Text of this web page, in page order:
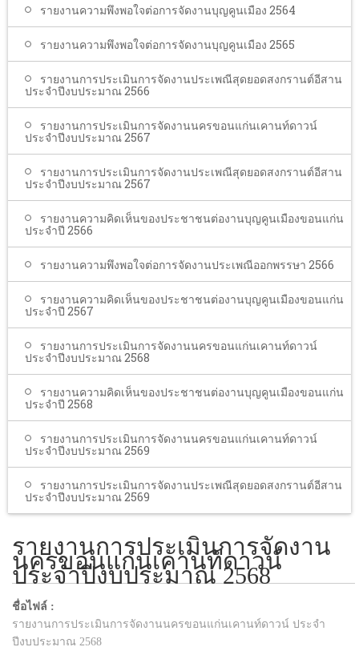
รายงานความพึงพอใจต่อการจัดงานบุญคูนเมือง 2564
รายงานความพึงพอใจต่อการจัดงานบุญคูนเมือง 2565
รายงานการประเมินการจัดงานประเพณีสุดยอดสงกรานต์อีสาน
ประจำปีงบประมาณ 2566
รายงานการประเมินการจัดงานนครขอนแก่นเคานท์ดาวน์
ประจำปีงบประมาณ 2567
รายงานการประเมินการจัดงานประเพณีสุดยอดสงกรานต์อีสาน
ประจำปีงบประมาณ 2567
รายงานความคิดเห็นของประชาชนต่องานบุญคูนเมืองขอนแก่น
ประจำปี 2566
รายงานความพึงพอใจต่อการจัดงานประเพณีออกพรรษา 2566
รายงานความคิดเห็นของประชาชนต่องานบุญคูนเมืองขอนแก่น
ประจำปี 2567
รายงานการประเมินการจัดงานนครขอนแก่นเคานท์ดาวน์
ประจำปีงบประมาณ 2568
รายงานความคิดเห็นของประชาชนต่องานบุญคูนเมืองขอนแก่น
ประจำปี 2568
รายงานการประเมินการจัดงานนครขอนแก่นเคานท์ดาวน์
ประจำปีงบประมาณ 2569
รายงานการประเมินการจัดงานประเพณีสุดยอดสงกรานต์อีสาน
ประจำปีงบประมาณ 2569
รายงานการประเมินการจัดงาน
นครขอนแก่นเคานท์ดาวน์
ประจำปีงบประมาณ 2568
ชื่อไฟล์ :
รายงานการประเมินการจัดงานนครขอนแก่นเคานท์ดาวน์ ประจำ
ปีงบประมาณ 2568